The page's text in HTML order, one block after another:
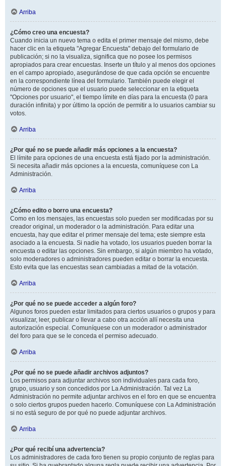
Arriba
¿Cómo creo una encuesta?
Cuando inicia un nuevo tema o edita el primer mensaje del mismo, debe
hacer clic en la etiqueta "Agregar Encuesta" debajo del formulario de
publicación; si no la visualiza, significa que no posee los permisos
apropiados para crear encuestas. Inserte un título y al menos dos opciones
en el campo apropiado, asegurándose de que cada opción se encuentre
en la correspondiente línea del formulario. También puede elegir el
número de opciones que el usuario puede seleccionar en la etiqueta
"Opciones por usuario", el tiempo límite en días para la encuesta (0 para
duración infinita) y por último la opción de permitir a lo usuarios cambiar su
votos.
Arriba
¿Por qué no se puede añadir más opciones a la encuesta?
El límite para opciones de una encuesta está fijado por la administración.
Si necesita añadir más opciones a la encuesta, comuníquese con La
Administración.
Arriba
¿Cómo edito o borro una encuesta?
Como en los mensajes, las encuestas solo pueden ser modificadas por su
creador original, un moderador o la administración. Para editar una
encuesta, hay que editar el primer mensaje del tema; este siempre esta
asociado a la encuesta. Si nadie ha votado, los usuarios pueden borrar la
encuesta o editar las opciones. Sin embargo, si algún miembro ha votado,
solo moderadores o administradores pueden editar o borrar la encuesta.
Esto evita que las encuestas sean cambiadas a mitad de la votación.
Arriba
¿Por qué no se puede acceder a algún foro?
Algunos foros pueden estar limitados para ciertos usuarios o grupos y para
visualizar, leer, publicar o llevar a cabo otra acción allí necesita una
autorización especial. Comuníquese con un moderador o administrador
del foro para que se le conceda el permiso adecuado.
Arriba
¿Por qué no se puede añadir archivos adjuntos?
Los permisos para adjuntar archivos son individuales para cada foro,
grupo, usuario y son concedidos por La Administración. Tal vez La
Administración no permite adjuntar archivos en el foro en que se encuentra
o solo ciertos grupos pueden hacerlo. Comuníquese con La Administración
si no está seguro de por qué no puede adjuntar archivos.
Arriba
¿Por qué recibí una advertencia?
Los administradores de cada foro tienen su propio conjunto de reglas para